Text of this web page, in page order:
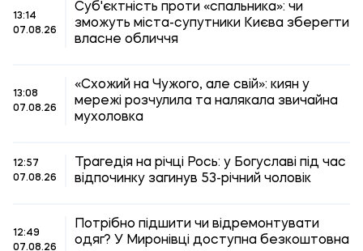
13:14
07.08.26
Суб'єктність проти «спальника»: чи
зможуть міста-супутники Києва зберегти
власне обличчя
13:08
07.08.26
«Схожий на Чужого, але свій»: киян у
мережі розчулила та налякала звичайна
мухоловка
12:57
07.08.26
Трагедія на річці Рось: у Богуславі під час
відпочинку загинув 53-річний чоловік
12:49
07.08.26
Потрібно підшити чи відремонтувати
одяг? У Миронівці доступна безкоштовна